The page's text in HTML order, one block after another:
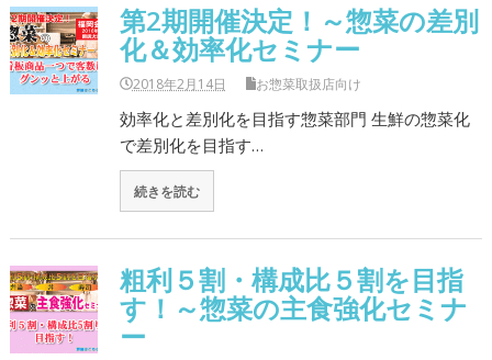
第2期開催決定！～惣菜の差別
化＆効率化セミナー
2018年2月14日 お惣菜取扱店向け
効率化と差別化を目指す惣菜部門 生鮮の惣菜化
で差別化を目指す…
続きを読む
粗利５割・構成比５割を目指
す！～惣菜の主食強化セミナ
ー